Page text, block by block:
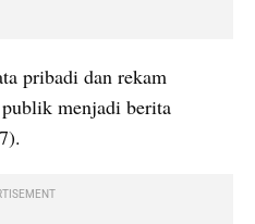
pribadi dan rekam
menjadi berita